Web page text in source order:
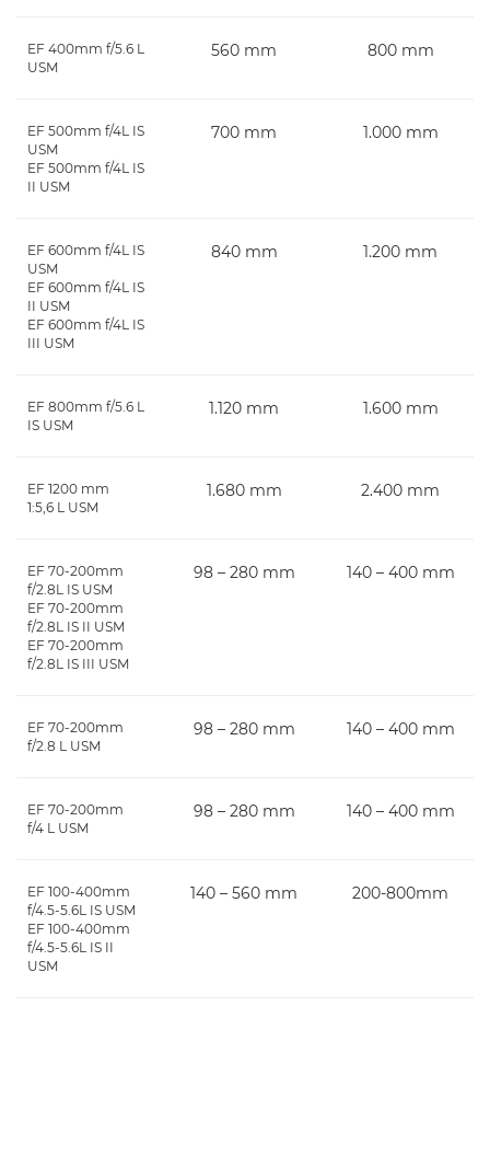
EF 400mm f/5.6 L
USM
560 mm 800 mm
EF 500mm f/4L IS
USM
EF 500mm f/4L IS
II USM
700 mm 1.000 mm
EF 600mm f/4L IS
USM
EF 600mm f/4L IS
II USM
EF 600mm f/4L IS
III USM
840 mm 1.200 mm
EF 800mm f/5.6 L
IS USM
1.120 mm 1.600 mm
EF 1200 mm
1:5,6 L USM
1.680 mm 2.400 mm
EF 70-200mm
f/2.8L IS USM
EF 70-200mm
f/2.8L IS II USM
EF 70-200mm
f/2.8L IS III USM
98 – 280 mm 140 – 400 mm
EF 70-200mm
f/2.8 L USM
98 – 280 mm 140 – 400 mm
EF 70-200mm
f/4 L USM
98 – 280 mm 140 – 400 mm
EF 100-400mm
f/4.5-5.6L IS USM
EF 100-400mm
f/4.5-5.6L IS II
USM
140 – 560 mm 200-800mm